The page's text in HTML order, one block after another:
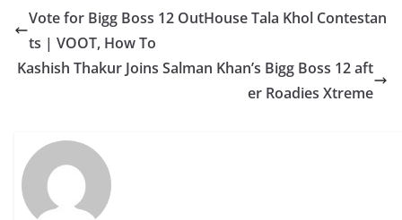
Vote for Bigg Boss 12 OutHouse Tala Khol Contestan
ts | VOOT, How To
Kashish Thakur Joins Salman Khan’s Bigg Boss 12 aft
er Roadies Xtreme